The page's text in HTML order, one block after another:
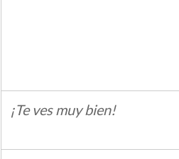
¡Te ves muy bien!